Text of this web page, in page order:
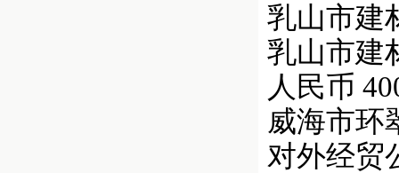
乳山市建
乳山市建
人民币
威海市环
对外经贸